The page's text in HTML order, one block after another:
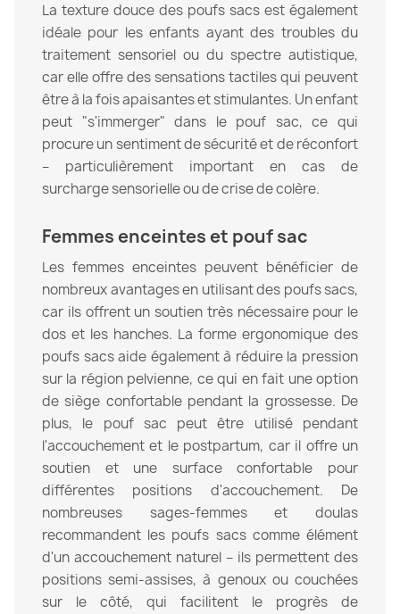
La texture douce des poufs sacs est également
idéale pour les enfants ayant des troubles du
traitement sensoriel ou du spectre autistique,
car elle offre des sensations tactiles qui peuvent
être à la fois apaisantes et stimulantes. Un enfant
peut "s'immerger" dans le pouf sac, ce qui
procure un sentiment de sécurité et de réconfort
– particulièrement important en cas de
surcharge sensorielle ou de crise de colère.
Femmes enceintes et pouf sac
Les femmes enceintes peuvent bénéficier de
nombreux avantages en utilisant des poufs sacs,
car ils offrent un soutien très nécessaire pour le
dos et les hanches. La forme ergonomique des
poufs sacs aide également à réduire la pression
sur la région pelvienne, ce qui en fait une option
de siège confortable pendant la grossesse. De
plus, le pouf sac peut être utilisé pendant
l'accouchement et le postpartum, car il offre un
soutien et une surface confortable pour
différentes positions d'accouchement. De
nombreuses sages-femmes et doulas
recommandent les poufs sacs comme élément
d'un accouchement naturel – ils permettent des
positions semi-assises, à genoux ou couchées
sur le côté, qui facilitent le progrès de